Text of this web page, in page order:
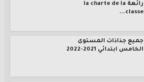
رائعة la charte de la
classe...
جميع جذاذات المستوى
الخامس ابتدائي 2021-2022